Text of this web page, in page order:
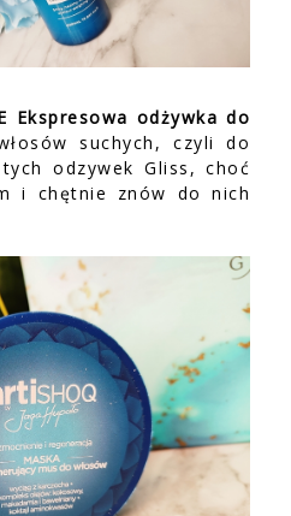
Ekspresowa odżywka do
suchych, czyli do
odzywek Gliss, choć
i chętnie znów do nich